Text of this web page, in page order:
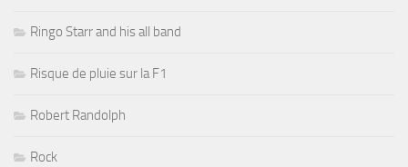
Ringo Starr and his all band
Risque de pluie sur la F1
Robert Randolph
Rock